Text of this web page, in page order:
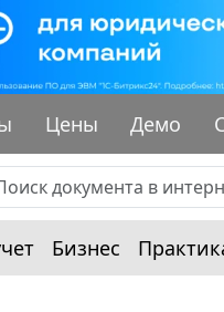
Цены Демо
Бизнес